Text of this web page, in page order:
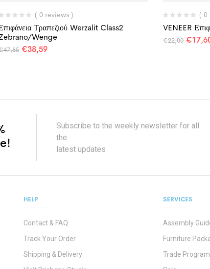
( 0 reviews )
Τραπεζιού Werzalit Class2
Wenge
47,85 €38,59
( 0
VENEER
€22,00 €
Subscribe to the weekly newsletter for all
the
latest updates
HELP
Contact & FAQ
Track Your Order
Shipping & Delivery
SERVICES
Assembly
Furniture
Trade